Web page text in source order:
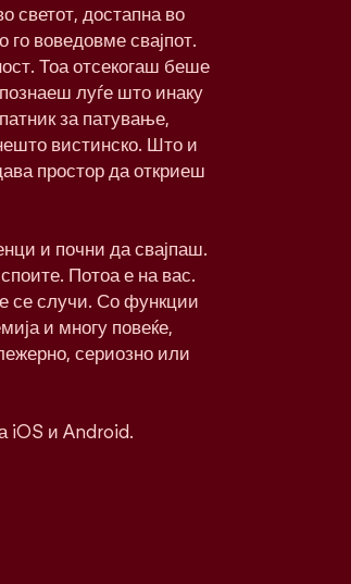
светот, достапна во
го воведовме свајпот.
Тоа отсекогаш беше
луѓе што инаку
за патување,
вистинско. Што и
простор да откриеш
и почни да свајпаш.
споите. Потоа е на вас.
се случи. Со функции
и многу повеќе,
сериозно или
iOS и Android.